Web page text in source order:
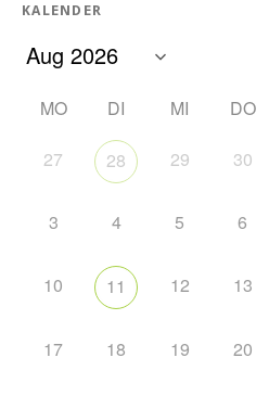
KALENDER
MO DI MI DO
27 28 29 30
3 4 5 6
10 11 12 13
17 18 19 20